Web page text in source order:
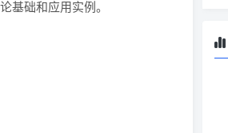
基础和应用实例。